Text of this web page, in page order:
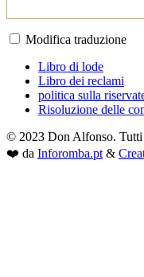
Modifica traduzione
Libro di lode
Libro dei reclami
politica sulla
Risoluzione delle
© 2023 Don Alfonso. Tutti
❤️ da Inforomba.pt &